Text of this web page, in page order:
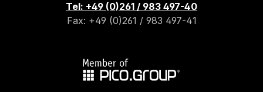
Tel: +49 (0)261 / 983 497-40
Fax: +49 (0)261 / 983 497-41